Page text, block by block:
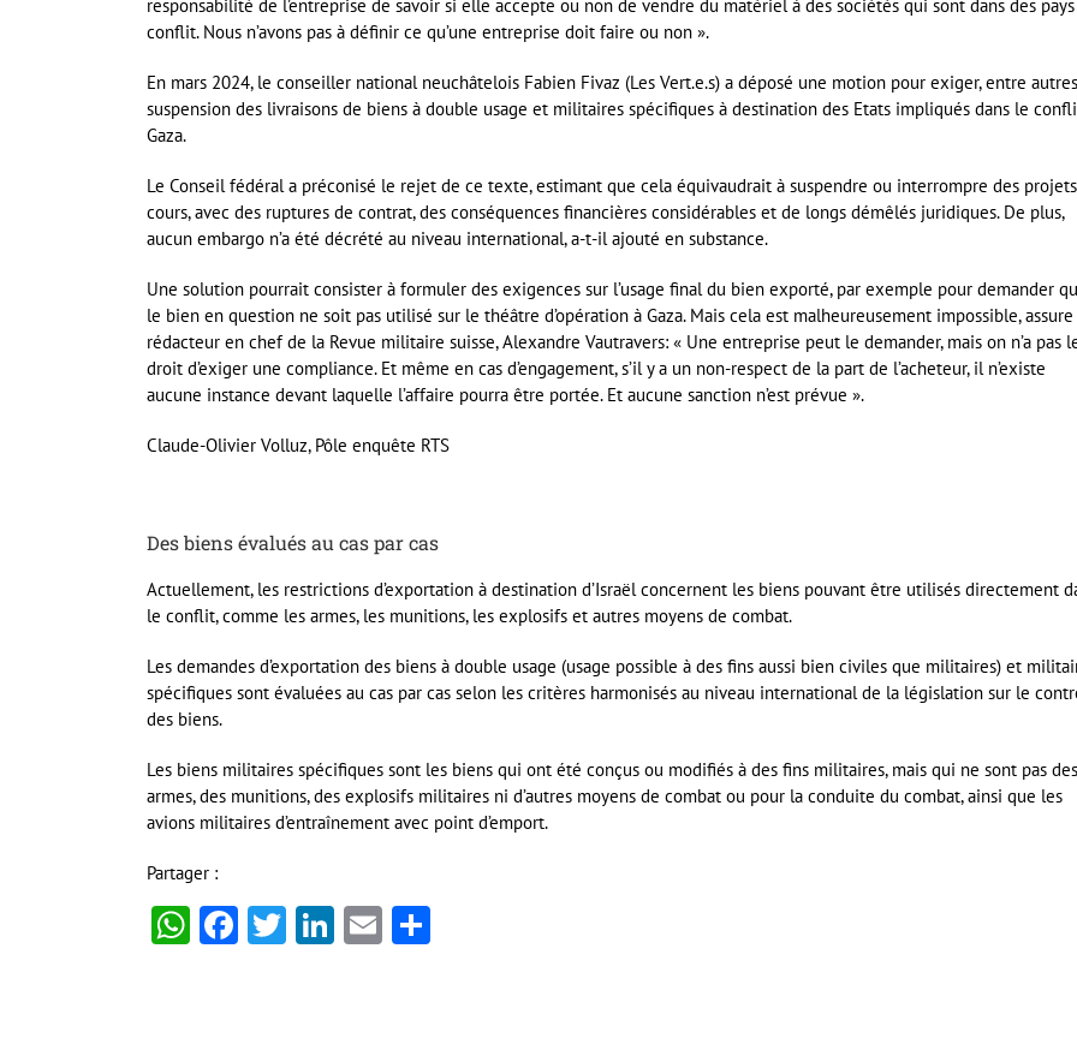
responsabilité de l’entreprise de savoir si elle accepte ou non de vendre du matériel à des sociétés qui sont dans des
conflit. Nous n’avons pas à définir ce qu’une entreprise doit faire ou non ».
En mars 2024, le conseiller national neuchâtelois Fabien Fivaz (Les Vert.e.s) a déposé une motion pour exiger, entre
suspension des livraisons de biens à double usage et militaires spécifiques à destination des Etats impliqués dans le
Gaza.
Le Conseil fédéral a préconisé le rejet de ce texte, estimant que cela équivaudrait à suspendre ou interrompre des
cours, avec des ruptures de contrat, des conséquences financières considérables et de longs démêlés juridiques. De plus,
aucun embargo n’a été décrété au niveau international, a-t-il ajouté en substance.
Une solution pourrait consister à formuler des exigences sur l’usage final du bien exporté, par exemple pour demander
le bien en question ne soit pas utilisé sur le théâtre d’opération à Gaza. Mais cela est malheureusement impossible,
rédacteur en chef de la Revue militaire suisse, Alexandre Vautravers: « Une entreprise peut le demander, mais on n’a pas
droit d’exiger une compliance. Et même en cas d’engagement, s’il y a un non-respect de la part de l’acheteur, il n’existe
aucune instance devant laquelle l’affaire pourra être portée. Et aucune sanction n’est prévue ».
Claude-Olivier Volluz, Pôle enquête RTS
Des biens évalués au cas par cas
Actuellement, les restrictions d’exportation à destination d’Israël concernent les biens pouvant être utilisés directement
le conflit, comme les armes, les munitions, les explosifs et autres moyens de combat.
Les demandes d’exportation des biens à double usage (usage possible à des fins aussi bien civiles que militaires) et
spécifiques sont évaluées au cas par cas selon les critères harmonisés au niveau international de la législation sur le
des biens.
Les biens militaires spécifiques sont les biens qui ont été conçus ou modifiés à des fins militaires, mais qui ne sont pas des
armes, des munitions, des explosifs militaires ni d’autres moyens de combat ou pour la conduite du combat, ainsi que les
avions militaires d’entraînement avec point d’emport.
Partager :
WhatsApp
Facebook
Twitter
LinkedIn
Email